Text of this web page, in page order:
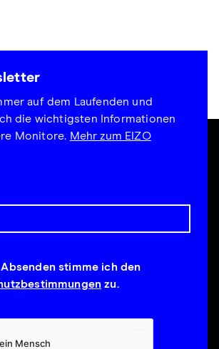
auf dem Laufenden und
die wichtigsten Informationen
Monitore. Mehr zum EIZO
stimme ich den
zu.